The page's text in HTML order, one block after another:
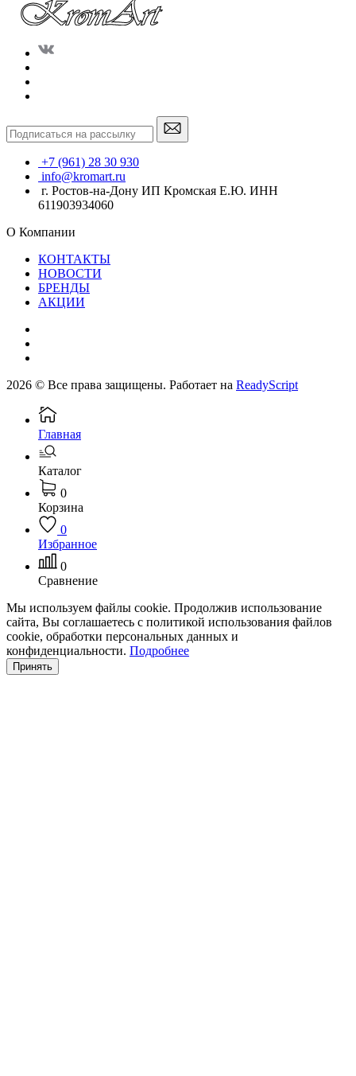
+7 (961) 28 30 930
info@kromart.ru
г. Ростов-на-Дону ИП Кромская Е.Ю. ИНН
611903934060
О Компании
КОНТАКТЫ
НОВОСТИ
БРЕНДЫ
АКЦИИ
2026 © Все права защищены. Работает на ReadyScript
Главная
Каталог
0
Корзина
0
Избранное
0
Сравнение
Мы используем файлы cookie. Продолжив использование
сайта, Вы соглашаетесь с политикой использования файлов
cookie, обработки персональных данных и
конфиденциальности. Подробнее
Принять